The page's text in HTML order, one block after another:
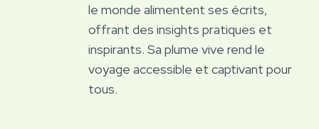
le monde alimentent ses écrits,
offrant des insights pratiques et
inspirants. Sa plume vive rend le
voyage accessible et captivant pour
tous.